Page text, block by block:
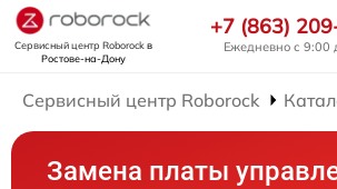
Сервисный центр Roborockв
Ростове-на-Дону
+7 (863)
Ежедневно с 9:00
Сервисный центр Roborock
Замена платы